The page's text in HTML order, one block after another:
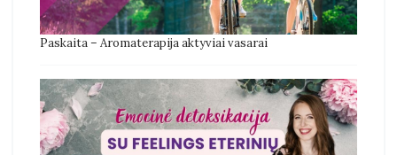
Paskaita – Aromaterapija aktyviai vasarai